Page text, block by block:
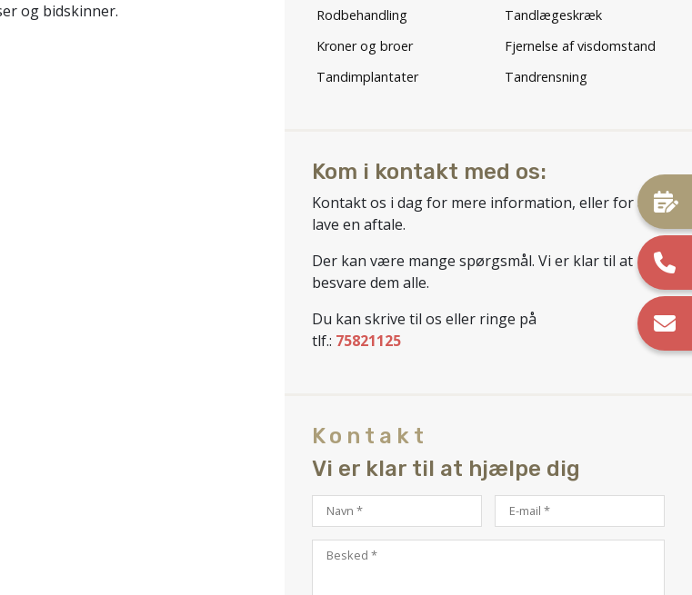
og bidskinner.
Rodbehandling
Kroner og broer
Tandimplantater
Tandlægeskræk
Fjernelse af visdomstand
Tandrensning
Kom i kontakt med os:
Kontakt os i dag for mere information, eller for at
lave en aftale.
Der kan være mange spørgsmål. Vi er klar til at
besvare dem alle.
Du kan skrive til os eller ringe på
tlf.: 75821125
Kontakt
Vi er klar til at hjælpe dig